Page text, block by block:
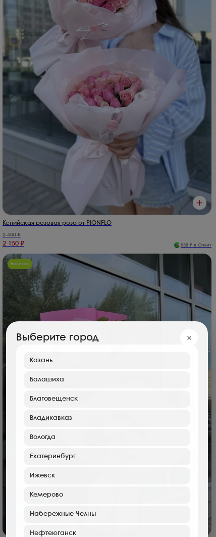
Кенийская розовая роза от PIONFLO
2 400₽
2 150 ₽ 538 ₽ в Сплит
Новинка
Выберите город
Казань
Балашиха
Благовещенск
Владикавказ
Вологда
Екатеринбург
Ижевск
Кемерово
Набережные Челны
Нефтеюганск